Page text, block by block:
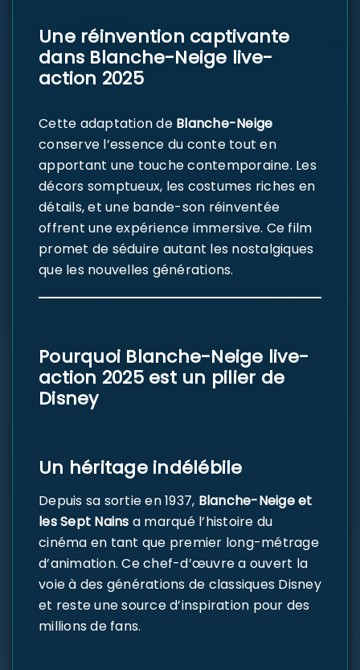
Une réinvention captivante
dans Blanche-Neige live-
action 2025
Cette adaptation de Blanche-Neige
conserve l’essence du conte tout en
apportant une touche contemporaine. Les
décors somptueux, les costumes riches en
détails, et une bande-son réinventée
offrent une expérience immersive. Ce film
promet de séduire autant les nostalgiques
que les nouvelles générations.
Pourquoi Blanche-Neige live-
action 2025 est un pilier de
Disney
Un héritage indélébile
Depuis sa sortie en 1937, Blanche-Neige et
les Sept Nains a marqué l’histoire du
cinéma en tant que premier long-métrage
d’animation. Ce chef-d’œuvre a ouvert la
voie à des générations de classiques Disney
et reste une source d’inspiration pour des
millions de fans.